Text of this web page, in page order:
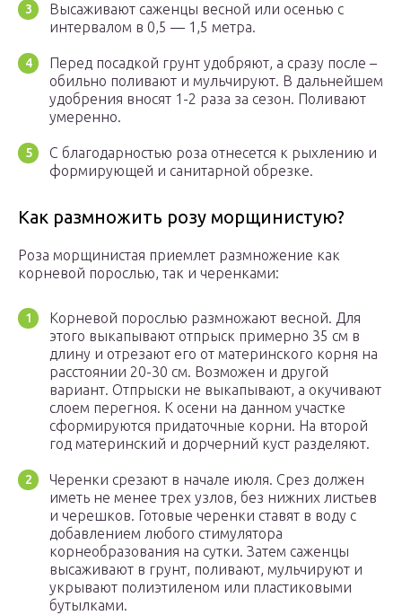
Высаживают саженцы весной или осенью с
интервалом в 0,5 — 1,5 метра.
Перед посадкой грунт удобряют, а сразу после –
обильно поливают и мульчируют. В дальнейшем
удобрения вносят 1-2 раза за сезон. Поливают
умеренно.
С благодарностью роза отнесется к рыхлению и
формирующей и санитарной обрезке.
Как размножить розу морщинистую?
Роза морщинистая приемлет размножение как
корневой порослью, так и черенками:
Корневой порослью размножают весной. Для
этого выкапывают отпрыск примерно 35 см в
длину и отрезают его от материнского корня на
расстоянии 20-30 см. Возможен и другой
вариант. Отпрыски не выкапывают, а окучивают
слоем перегноя. К осени на данном участке
сформируются придаточные корни. На второй
год материнский и дорчерний куст разделяют.
Черенки срезают в начале июля. Срез должен
иметь не менее трех узлов, без нижних листьев
и черешков. Готовые черенки ставят в воду с
добавлением любого стимулятора
корнеобразования на сутки. Затем саженцы
высаживают в грунт, поливают, мульчируют и
укрывают полиэтиленом или пластиковыми
бутылками.